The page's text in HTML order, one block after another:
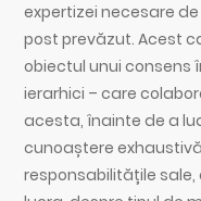
expertizei necesare
post prevăzut. Acest
obiectul unui consens
ierarhici – care
acesta, înainte de a
cunoaștere
responsabilitățile